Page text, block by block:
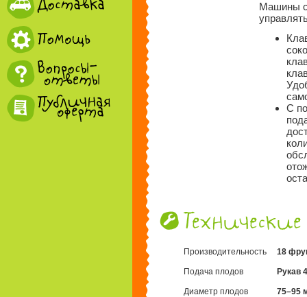
Машины
С
Производительность 18
Подача плодов Рукав
Диаметр плодов 75–95